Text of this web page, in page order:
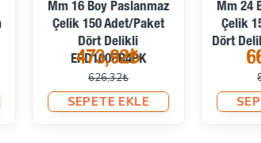
Mm 16 Boy Paslanmaz
Çelik 150 Adet/Paket
Dört Delikli
ERD100PR4PK
473,92₺
626,32₺
SEPETE EKLE
Mm 24
Çelik
Dört